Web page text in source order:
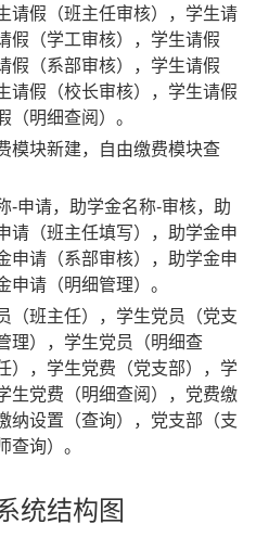
请假（班主任审核），学生请
假（学工审核），学生请假
假（系部审核），学生请假
请假（校长审核），学生请假
（明细查阅）。
模块新建，自由缴费模块查
-申请，助学金名称-审核，助
请（班主任填写），助学金申
申请（系部审核），助学金申
申请（明细管理）。
（班主任），学生党员（党支
理），学生党员（明细查
），学生党费（党支部），学
生党费（明细查阅），党费缴
纳设置（查询），党支部（支
查询）。
统结构图